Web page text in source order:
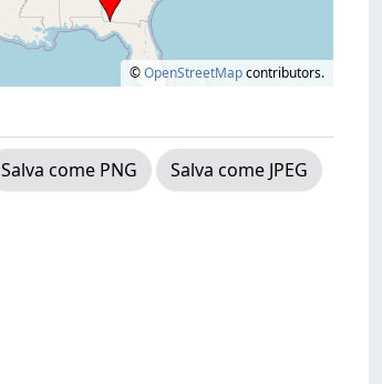
©OpenStreetMapcontributors.
Salva come PNG Salva come JPEG